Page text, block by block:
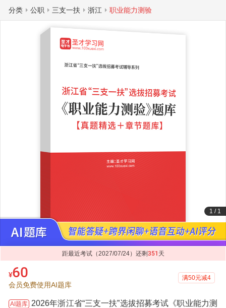
分类 公职 三支一扶 浙江 职业能力测验
1 / 1
距最近考试（2027/07/24）还剩351 天
¥60
会员免费使用AI题库
满50元减4
AI题库 2026年浙江省“三支一扶”选拔招募考试《职业能力测